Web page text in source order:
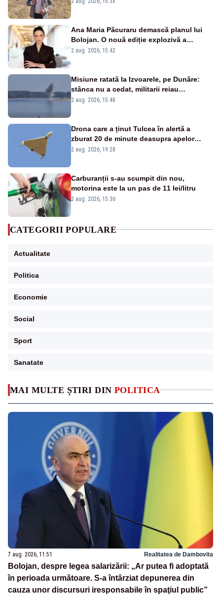
MAI MULTE ȘTIRI DIN POLITICA
7 aug. 2026, 11:51 Realitatea de Dambovita
Bolojan, despre legea salarizării: „Ar putea fi adoptată
în perioada următoare. S-a întârziat depunerea din
cauza unor discursuri iresponsabile în spaţiul public”
Ana Maria Păcuraru demască planul lui
Bolojan. O nouă ediție explozivă a
emisiunii „Miza Zilei” la Realitatea PLUS
2 aug. 2026, 15:42
Misiune ratată la Izvoarele, pe Dunăre:
stânca nu a cedat, militarii reiau
detonările luni – VIDEO
2 aug. 2026, 15:48
Drona care a ținut Tulcea în alertă a
zburat 20 de minute deasupra apelor
României. Au fost ridicate două F-16
2 aug. 2026, 19:28
Carburanții s-au scumpit din nou,
motorina este la un pas de 11 lei/litru
2 aug. 2026, 15:36
CATEGORII POPULARE
Actualitate
Politica
Economie
Social
Sport
Sanatate